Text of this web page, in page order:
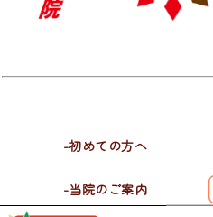
-初めての方へ
-当院のご案内